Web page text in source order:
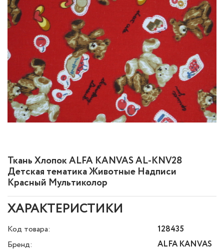
Ткань Хлопок ALFA KANVAS AL-KNV28
Детская тематика Животные Надписи
Красный Мультиколор
ХАРАКТЕРИСТИКИ
Код товара:
128435
Бренд:
ALFA KANVAS